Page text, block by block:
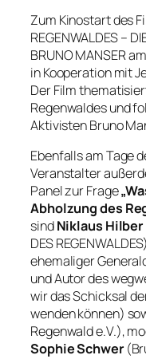
Zum Kinostart des
REGENWALDES –
BRUNO MANSER
in Kooperation mit
Der Film
Regenwaldes und
Aktivisten Bruno
Ebenfalls am Tage
Veranstalter
Panel zur Frage
Abholzung des
sindNiklaus Hilber
DES
ehemaliger
und Autor des
wir das Schicksal
wenden können)
Regenwald e.V.),
Sophie Schwer (